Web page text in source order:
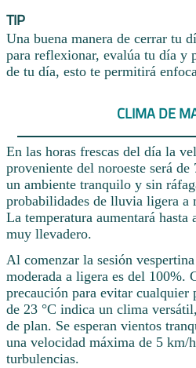
TIP
Una buena manera de cerrar tu
para reflexionar, evalúa tu día y
de tu día, esto te permitirá
CLIMA DE
En las horas frescas del día la
proveniente del noroeste será
un ambiente tranquilo y sin
probabilidades de lluvia ligera a
La temperatura aumentará hasta
muy llevadero.
Al comenzar la sesión
moderada a ligera es del 100%.
precaución para evitar cualquier
de 23 °C indica un clima
de plan. Se esperan vientos
una velocidad máxima de 5 km/
turbulencias.